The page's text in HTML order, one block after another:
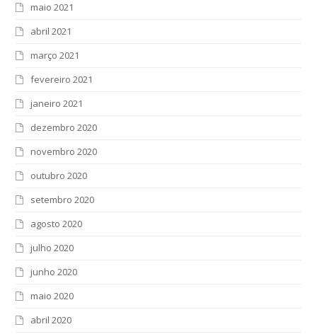
maio 2021
abril 2021
março 2021
fevereiro 2021
janeiro 2021
dezembro 2020
novembro 2020
outubro 2020
setembro 2020
agosto 2020
julho 2020
junho 2020
maio 2020
abril 2020